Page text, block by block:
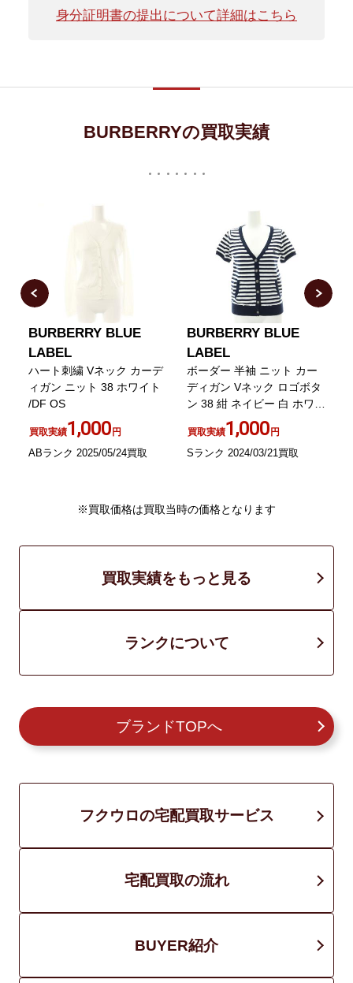
身分証明書の提出について詳細はこちら
BURBERRYの買取実績
BURBERRY BLUE
LABEL
ハート刺繍 Vネック カーデ
ィガン ニット 38 ホワイト
/DF OS
買取実績1,000円
ABランク 2025/05/24買取
BURBERRY BLUE
LABEL
ボーダー 半袖 ニット カー
ディガン Vネック ロゴボタ
ン 38 紺 ネイビー 白 ホワイ
買取実績1,000円
Sランク 2024/03/21買取
※買取価格は買取当時の価格となります
買取実績をもっと見る
ランクについて
ブランドTOPへ
フクウロの宅配買取サービス
宅配買取の流れ
BUYER紹介